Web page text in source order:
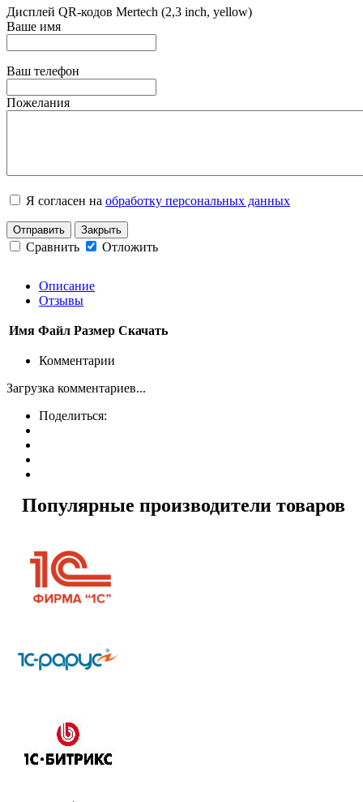
Дисплей QR-кодов Mertech (2,3 inch, yellow)
Ваше имя
Ваш телефон
Пожелания
Я согласен на обработку персональных данных
Отправить Закрыть
Сравнить Отложить
Описание
Отзывы
Имя Файл Размер Скачать
Комментарии
Загрузка комментариев...
Поделиться:
Популярные производители товаров